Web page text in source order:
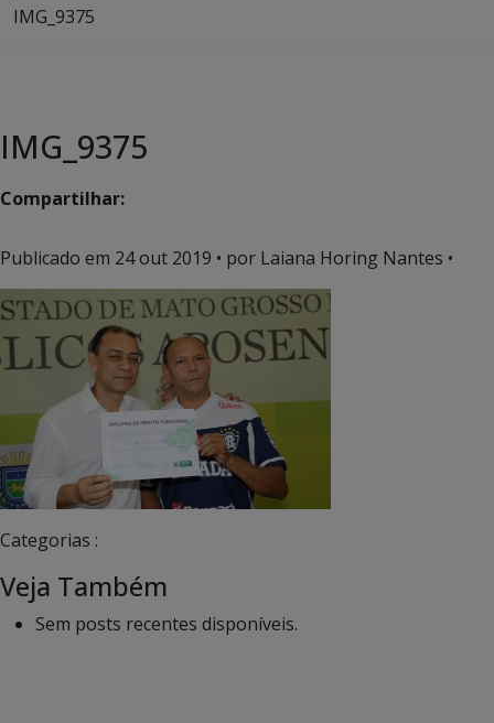
IMG_9375
IMG_9375
Compartilhar:
Publicado em 24 out 2019 • por Laiana Horing Nantes •
Categorias :
Veja Também
Sem posts recentes disponíveis.